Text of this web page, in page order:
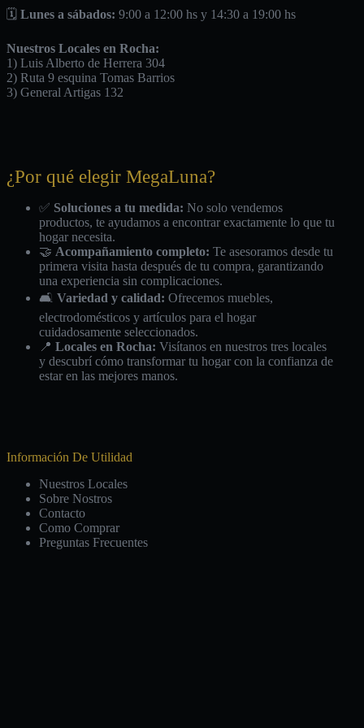
🗓️ Lunes a sábados: 9:00 a 12:00 hs y 14:30 a 19:00 hs
Nuestros Locales en Rocha:
1) Luis Alberto de Herrera 304
2) Ruta 9 esquina Tomas Barrios
3) General Artigas 132
¿Por qué elegir MegaLuna?
✅ Soluciones a tu medida: No solo vendemos
productos, te ayudamos a encontrar exactamente lo que tu
hogar necesita.
🤝 Acompañamiento completo: Te asesoramos desde tu
primera visita hasta después de tu compra, garantizando
una experiencia sin complicaciones.
🛋️ Variedad y calidad: Ofrecemos muebles,
electrodomésticos y artículos para el hogar
cuidadosamente seleccionados.
📍 Locales en Rocha: Visítanos en nuestros tres locales
y descubrí cómo transformar tu hogar con la confianza de
estar en las mejores manos.
Información De Utilidad
Nuestros Locales
Sobre Nostros
Contacto
Como Comprar
Preguntas Frecuentes